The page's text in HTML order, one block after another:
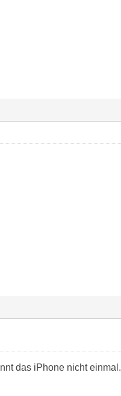
das iPhone nicht einmal.